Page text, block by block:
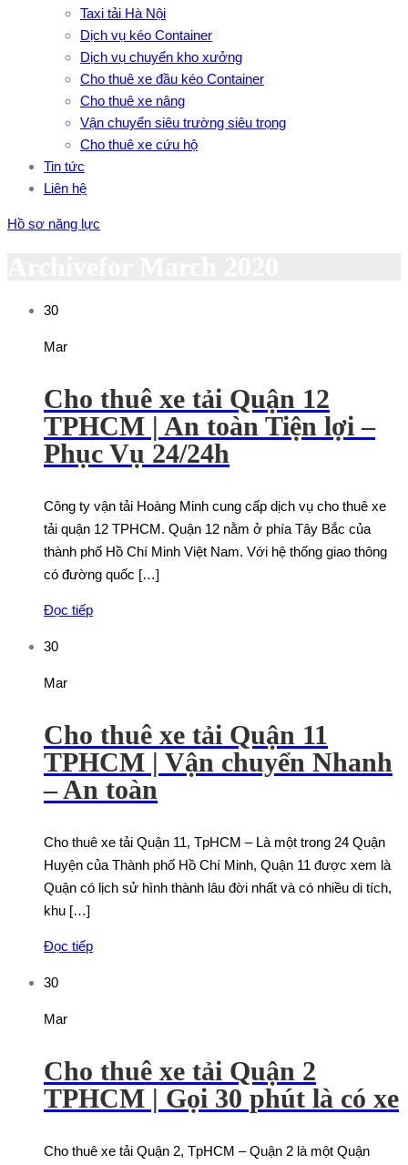
Taxi tải Hà Nội
Dịch vụ kéo Container
Dịch vụ chuyển kho xưởng
Cho thuê xe đầu kéo Container
Cho thuê xe nâng
Vận chuyển siêu trường siêu trọng
Cho thuê xe cứu hộ
Tin tức
Liên hệ
Hồ sơ năng lực
30
Mar
Cho thuê xe tải Quận 12
TPHCM | An toàn Tiện lợi –
Phục Vụ 24/24h
Công ty vận tải Hoàng Minh cung cấp dịch vụ cho thuê xe
tải quận 12 TPHCM. Quận 12 nằm ở phía Tây Bắc của
thành phố Hồ Chí Minh Việt Nam. Với hệ thống giao thông
có đường quốc […]
Đọc tiếp
30
Mar
Cho thuê xe tải Quận 11
TPHCM | Vận chuyển Nhanh
– An toàn
Cho thuê xe tải Quận 11, TpHCM – Là một trong 24 Quận
Huyện của Thành phố Hồ Chí Minh, Quận 11 được xem là
Quận có lịch sử hình thành lâu đời nhất và có nhiều di tích,
khu […]
Đọc tiếp
30
Mar
Cho thuê xe tải Quận 2
TPHCM | Gọi 30 phút là có xe
Cho thuê xe tải Quận 2, TpHCM – Quận 2 là một Quận